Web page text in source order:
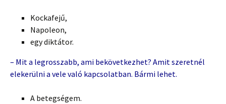
Kockafejű,
Napoleon,
egy diktátor.
– Mit a legrosszabb, ami bekövetkezhet? Amit szeretnél
elekerülni a vele való kapcsolatban. Bármi lehet.
A betegségem.